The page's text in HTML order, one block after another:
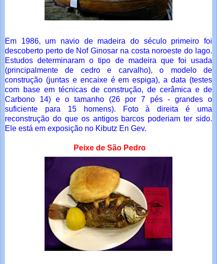
Em 1986, um navio de madeira do século primeiro foi
descoberto perto de Nof Ginosar na costa noroeste do lago.
Estudos determinaram o tipo de madeira que foi usada
(principalmente de cedro e carvalho), o modelo de
construção (juntas e encaixe é em espiga), a data (testes
com base em técnicas de construção, de cerâmica e de
Carbono 14) e o tamanho (26 por 7 pés - grandes o
suficiente para 15 homens). Foto à direita é uma
reconstrução do que os antigos barcos poderiam ter sido.
Ele está em exposição no Kibutz En Gev.
Peixe de São Pedro